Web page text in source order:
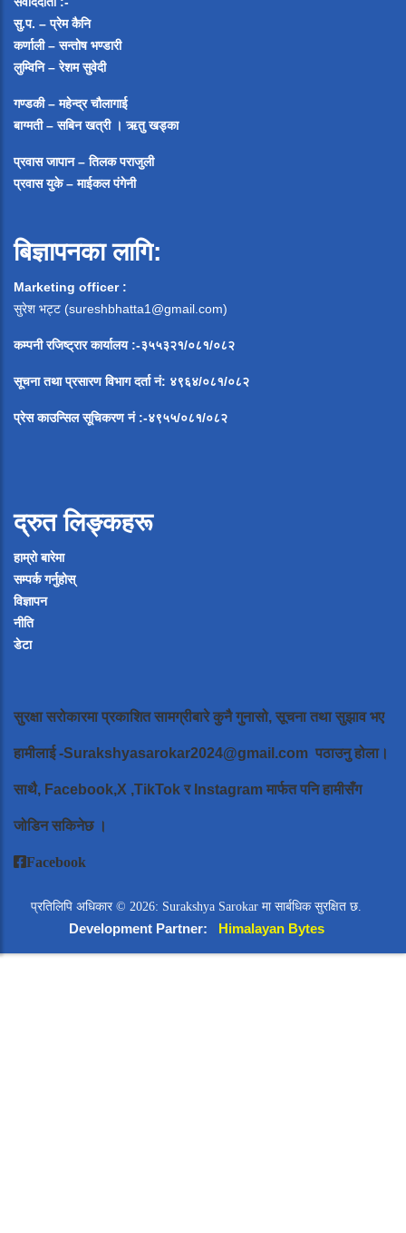
सु.प. – प्रेम कैनि
कर्णाली – सन्तोष भण्डारी
लुम्विनि – रेशम सुवेदी
गण्डकी – महेन्द्र चौलागाई
बाग्मती – सबिन खत्री ।ऋतु खड्का
प्रवास जापान – तिलक पराजुली
प्रवास युके – माईकल पंगेनी
बिज्ञापनका लागि:
Marketing officer :
सुरेश भट्ट (sureshbhatta1@gmail.com)
कम्पनी रजिष्ट्रार कार्यालय :-३५५३२१/०८१/०८२
सूचना तथा प्रसारण विभाग दर्ता नं: ४९६४/०८१/०८२
प्रेस काउन्सिल सूचिकरण नं:-४९५५/०८१/०८२
द्रुत लिङ्कहरू
हाम्रो बारेमा
सम्पर्क गर्नुहोस्
विज्ञापन
नीति
डेटा
सुरक्षा सरोकारमा प्रकाशित सामग्रीबारे कुनै गुनासो, सूचना तथा सुझाव भए
हामीलाई-Surakshyasarokar2024@gmail.com पठाउनु होला।
साथै, Facebook,X ,TikTok र Instagram मार्फत पनि हामीसँग
जोडिन सकिनेछ ।
Facebook
प्रतिलिपि अधिकार © 2026: Surakshya Sarokar मा सार्बधिक सुरक्षित छ.
Development Partner: Himalayan Bytes